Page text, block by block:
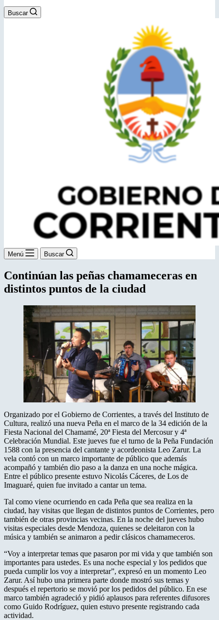
Buscar
Menú Buscar
Continúan las peñas chamameceras en
distintos puntos de la ciudad
Organizado por el Gobierno de Corrientes, a través del Instituto de
Cultura, realizó una nueva Peña en el marco de la 34 edición de la
Fiesta Nacional del Chamamé, 20ª Fiesta del Mercosur y 4ª
Celebración Mundial. Este jueves fue el turno de la Peña Fundación
1588 con la presencia del cantante y acordeonista Leo Zarur. La
vela contó con un marco importante de público que además
acompañó y también dio paso a la danza en una noche mágica.
Entre el público presente estuvo Nicolás Cáceres, de Los de
Imaguaré, quien fue invitado a cantar un tema.
Tal como viene ocurriendo en cada Peña que sea realiza en la
ciudad, hay visitas que llegan de distintos puntos de Corrientes, pero
también de otras provincias vecinas. En la noche del jueves hubo
visitas especiales desde Mendoza, quienes se deleitaron con la
música y también se animaron a pedir clásicos chamameceros.
“Voy a interpretar temas que pasaron por mi vida y que también son
importantes para ustedes. Es una noche especial y los pedidos que
pueda cumplir los voy a interpretar”, expresó en un momento Leo
Zarur. Así hubo una primera parte donde mostró sus temas y
después el repertorio se movió por los pedidos del público. En ese
marco también agradeció y pidió aplausos para referentes difusores
como Guido Rodríguez, quien estuvo presente registrando cada
actividad.